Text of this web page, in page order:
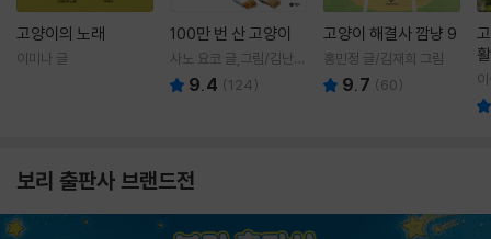
고양이의 노래
이미나 글
100만 번 산 고양이
사노 요코 글,그림/김난주
역 9.4 (124)
고양이 해결사 깜냥 9
홍민정 글/김재희 그림
9.7 (60)
보리 출판사 브랜드전